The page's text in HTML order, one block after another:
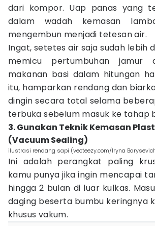
dari kompor. Uap panas yang
dalam wadah kemasan
mengembun menjadi tetesan air.
Ingat, setetes air saja sudah lebih
memicu pertumbuhan jamur
makanan basi dalam hitungan
itu, hamparkan rendang dan
dingin secara total selama
terbuka sebelum masuk ke tahap
3. Gunakan Teknik Kemasan
(Vacuum Sealing)
ilustrasi rendang sapi (vecteezy.com/Iryna
Ini adalah perangkat paling
kamu punya jika ingin mencapai
hingga 2 bulan di luar kulkas.
daging beserta bumbu keringnya
khusus vakum.